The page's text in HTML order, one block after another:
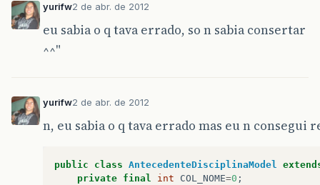
yurifw2 de abr. de 2012
eu sabia o q tava errado, so n sabia consertar
^^"
yurifw2 de abr. de 2012
n, eu sabia o q tava errado mas eu n consegui
public class AntecedenteDisciplinaModel
private final int COL_NOME=0 ;